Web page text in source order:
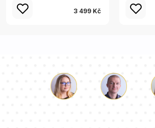
3 499 Kč